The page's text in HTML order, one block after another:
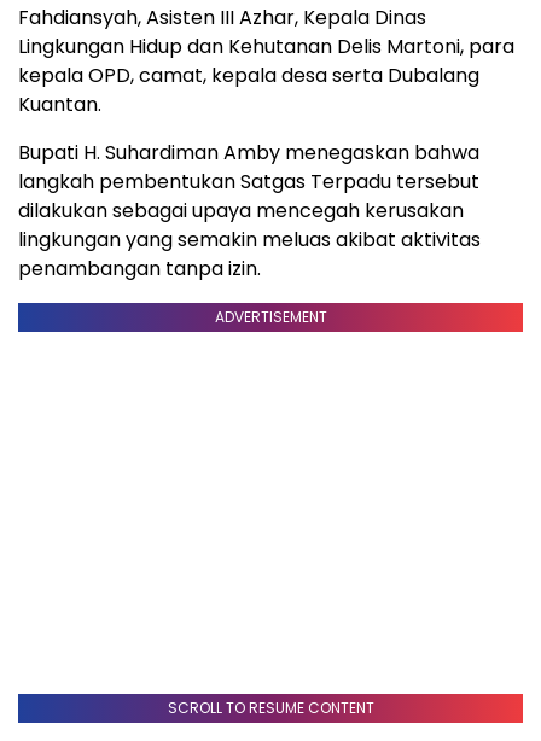
Fahdiansyah, Asisten III Azhar, Kepala Dinas
Lingkungan Hidup dan Kehutanan Delis Martoni, para
kepala OPD, camat, kepala desa serta Dubalang
Kuantan.
Bupati H. Suhardiman Amby menegaskan bahwa
langkah pembentukan Satgas Terpadu tersebut
dilakukan sebagai upaya mencegah kerusakan
lingkungan yang semakin meluas akibat aktivitas
penambangan tanpa izin.
ADVERTISEMENT
SCROLL TO RESUME CONTENT